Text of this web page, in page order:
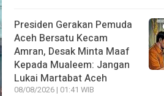
Presiden Gerakan Pemuda
Aceh Bersatu Kecam
Amran, Desak Minta Maaf
Kepada Mualeem: Jangan
Lukai Martabat Aceh
08/08/2026 | 01:41 WIB